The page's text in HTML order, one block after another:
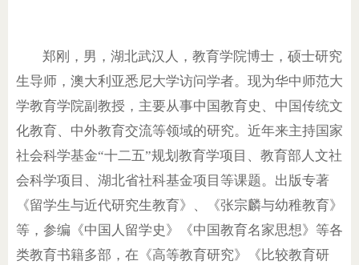
郑刚，男，湖北武汉人，教育学院博士，硕士研究
生导师，澳大利亚悉尼大学访问学者。现为华中师范大
学教育学院副教授，主要从事中国教育史、中国传统文
化教育、中外教育交流等领域的研究。近年来主持国家
社会科学基金“十二五”规划教育学项目、教育部人文社
会科学项目、湖北省社科基金项目等课题。出版专著
《留学生与近代研究生教育》、《张宗麟与幼稚教育》
等，参编《中国人留学史》《中国教育名家思想》等各
类教育书籍多部，在《高等教育研究》《比较教育研